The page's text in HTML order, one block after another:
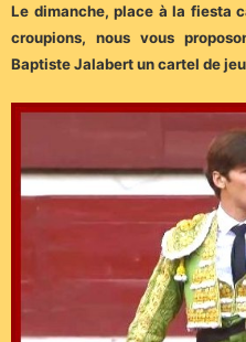
Le dimanche, place à la fiesta
croupions, nous vous
Baptiste Jalabert un cartel de